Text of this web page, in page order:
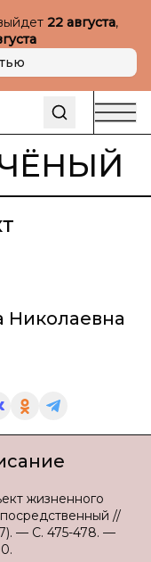
22 августа,
Николаевна
жизненного
//
— С. 475-478. —